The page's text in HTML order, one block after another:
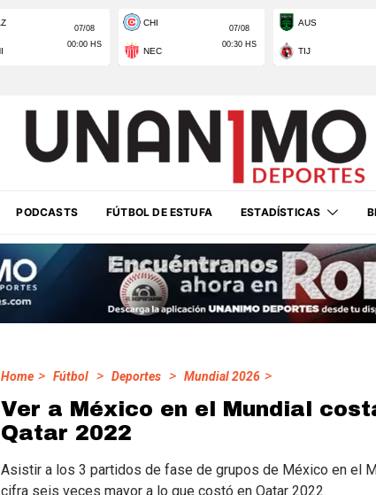
PODCASTS FÚTBOL DE ESTUFA ESTADÍSTICAS
Home > Fútbol > Deportes > Mundial 2026 >
Ver a México en el Mundial
Qatar 2022
Asistir a los 3 partidos de fase de grupos de México en el
cifra seis veces mayor a lo que costó en Qatar 2022.